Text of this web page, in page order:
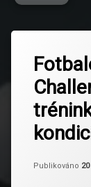
Publikováno
Cvičení
doma
Fitness
Fotbal
Fotbalové
komentář
na
Fotbalové
Fitness
Challenge:
Zábavné
tréninkové
lepší